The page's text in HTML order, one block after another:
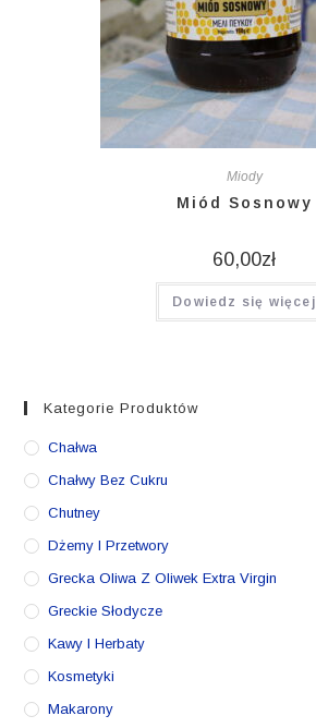
Miody
Miód Sosnowy
60,00zł
Dowiedz się więcej
Kategorie Produktów
Chałwa
Chałwy Bez Cukru
Chutney
Dżemy I Przetwory
Grecka Oliwa Z Oliwek Extra Virgin
Greckie Słodycze
Kawy I Herbaty
Kosmetyki
Makarony